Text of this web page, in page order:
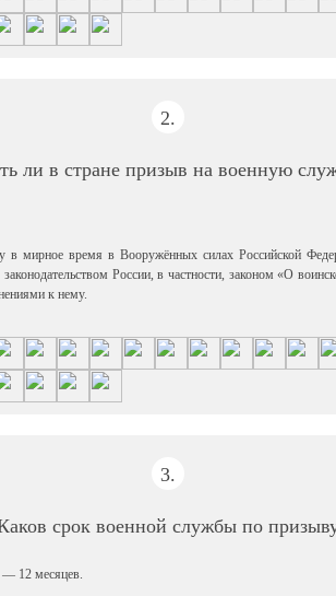
2.
ли в стране призыв на военную
мирное время в Вооружённых силах Российской
России, в частности, законом «О
к нему.
3.
срок военной службы по
12 месяцев.